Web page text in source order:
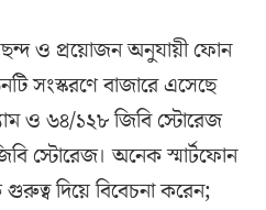
ও প্রয়োজন অনুযায়ী ফোন
সংস্করণে বাজারে এসেছে
ও ৬৪/১২৮ জিবি স্টোরেজ
স্টোরেজ। অনেক স্মার্টফোন
দিয়ে বিবেচনা করেন;